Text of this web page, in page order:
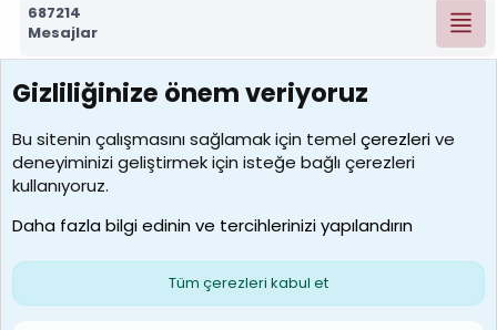
687214
Mesajlar
7388
Kullanıcılar
borabekirogluu
Son üye
Çerezler
S
Gizliliğinize önem veriyoruz
Bu sitenin çalışmasını sağlamak için temelçerezlerive
deneyiminizi geliştirmek için isteğe bağlı çerezleri
kullanıyoruz.
Daha fazla bilgi edinin ve tercihlerinizi yapılandırın
Tüm çerezleri kabul et